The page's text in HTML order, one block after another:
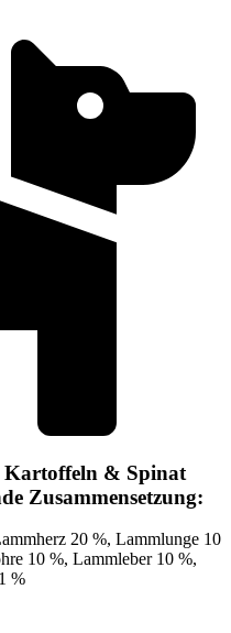
& Spinat
Zusammensetzung:
20 %, Lammlunge 10
10 %, Lammleber 10 %,
%